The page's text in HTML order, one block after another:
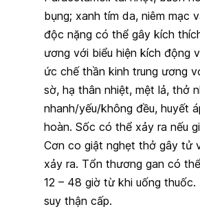
bụng; xanh tím da, niêm mạc
độc nặng có thể gây kích
ương với biểu hiện kích động
ức chế thần kinh trung ương
sờ, hạ thân nhiệt, mệt lả, thở
nhanh/yếu/không đều, huyết
hoàn. Sốc có thể xảy ra nếu
Cơn co giật nghẹt thở gây tử
xảy ra. Tổn thương gan có
12 – 48 giờ từ khi uống
suy thận cấp.